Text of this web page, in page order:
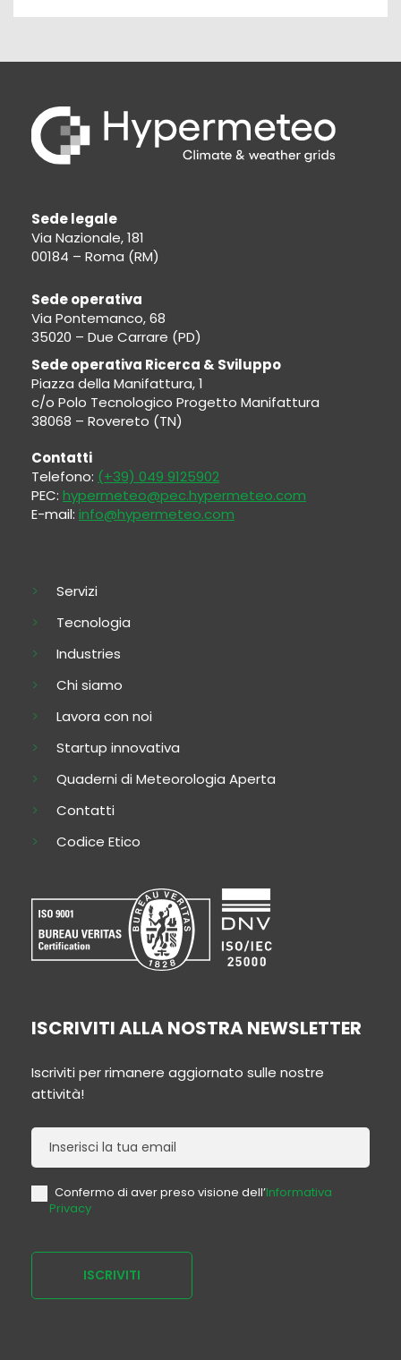
Sede legale
Via Nazionale, 181
00184 – Roma (RM)
Sede operativa
Via Pontemanco, 68
35020 – Due Carrare (PD)
Sede operativa Ricerca & Sviluppo
Piazza della Manifattura, 1
c/o Polo Tecnologico Progetto Manifattura
38068 – Rovereto (TN)
Contatti
Telefono: (+39) 049 9125902
PEC: hypermeteo@pec.hypermeteo.com
E-mail: info@hypermeteo.com
Servizi
Tecnologia
Industries
Chi siamo
Lavora con noi
Startup innovativa
Quaderni di Meteorologia Aperta
Contatti
Codice Etico
ISCRIVITI ALLA NOSTRA NEWSLETTER
Iscriviti per rimanere aggiornato sulle nostre
attività!
Newsletter
Confermo di aver preso visione dell’Informativa
Privacy
ISCRIVITI